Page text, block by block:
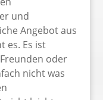
und
Angebot aus
es. Es ist
oder
nicht was